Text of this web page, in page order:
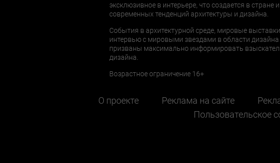
эксклюзивное в интерьере, что создается в
современных тенденций архитектуры и дизайна.
События в архитектурной среде, мировые
интервью с мировыми звездами в области
призваны максимально информировать
дизайна.
Возрастное ограничение 16+
О проекте Реклама на сайте
Пользовательское